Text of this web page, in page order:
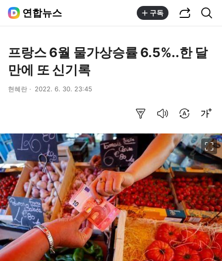
연합뉴스 구독
프랑스 6월 물가상승률 6.5%..한 달
만에 또 신기록
현혜란 2022. 6. 30. 23:45